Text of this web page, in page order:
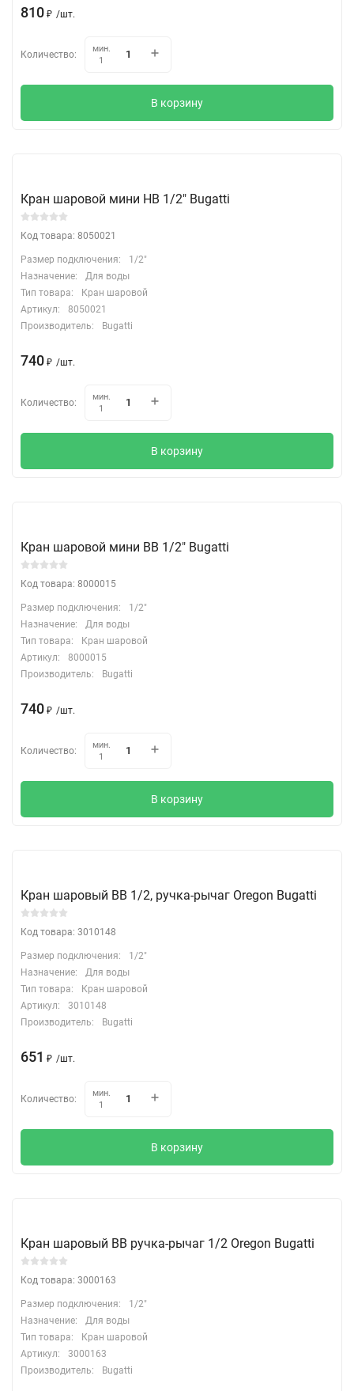
810 ₽ /шт.
Количество:
мин.
1
В корзину
Кран шаровой мини НВ 1/2" Bugatti
Код товара: 8050021
Размер подключения:
1/2"
Назначение:
Для воды
Тип товара:
Кран шаровой
Артикул:
8050021
Производитель:
Bugatti
740 ₽ /шт.
Количество:
мин.
1
В корзину
Кран шаровой мини ВВ 1/2" Bugatti
Код товара: 8000015
Размер подключения:
1/2"
Назначение:
Для воды
Тип товара:
Кран шаровой
Артикул:
8000015
Производитель:
Bugatti
740 ₽ /шт.
Количество:
мин.
1
В корзину
Кран шаровый ВВ 1/2, ручка-рычаг Oregon Bugatti
Код товара: 3010148
Размер подключения:
1/2"
Назначение:
Для воды
Тип товара:
Кран шаровой
Артикул:
3010148
Производитель:
Bugatti
651 ₽ /шт.
Количество:
мин.
1
В корзину
Кран шаровый ВВ ручка-рычаг 1/2 Oregon Bugatti
Код товара: 3000163
Размер подключения:
1/2"
Назначение:
Для воды
Тип товара:
Кран шаровой
Артикул:
3000163
Производитель:
Bugatti